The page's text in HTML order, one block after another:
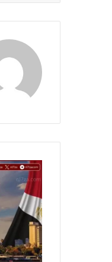
تحيا
مصر